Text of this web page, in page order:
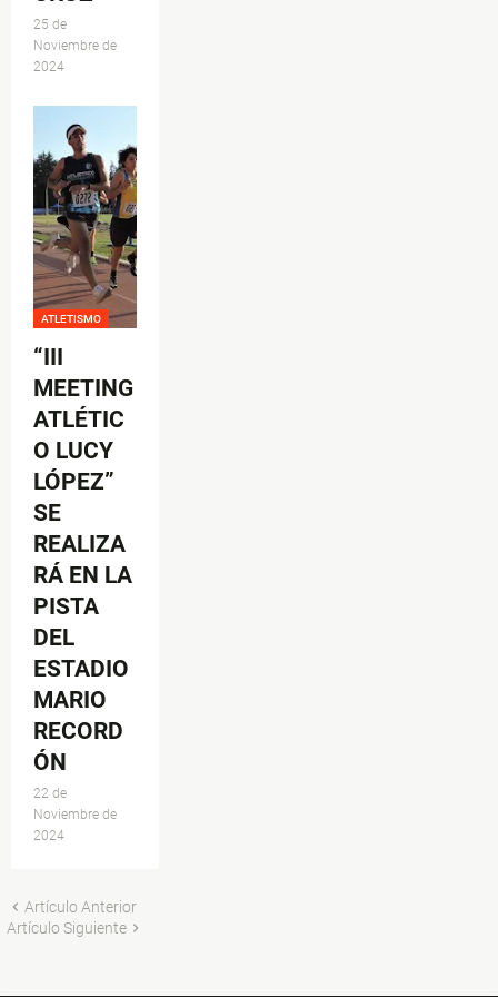
25 de
Noviembre de
2024
ATLETISMO
“III
MEETING
ATLÉTIC
O LUCY
LÓPEZ”
SE
REALIZA
RÁ EN LA
PISTA
DEL
ESTADIO
MARIO
RECORD
ÓN
22 de
Noviembre de
2024
Artículo Anterior
Artículo Siguiente